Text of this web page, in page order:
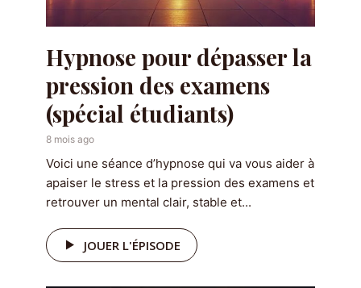
Hypnose pour dépasser la
pression des examens
(spécial étudiants)
8 mois ago
Voici une séance d’hypnose qui va vous aider à
apaiser le stress et la pression des examens et
retrouver un mental clair, stable et...
JOUER L'ÉPISODE